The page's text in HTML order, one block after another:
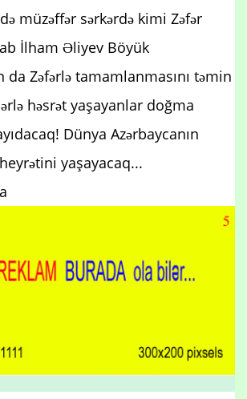
müzəffər sərkərdə kimi Zəfər
İlham Əliyev Böyük
Zəfərlə tamamlanmasını təmin
həsrət yaşayanlar doğma
Dünya Azərbaycanın
yaşayacaq...